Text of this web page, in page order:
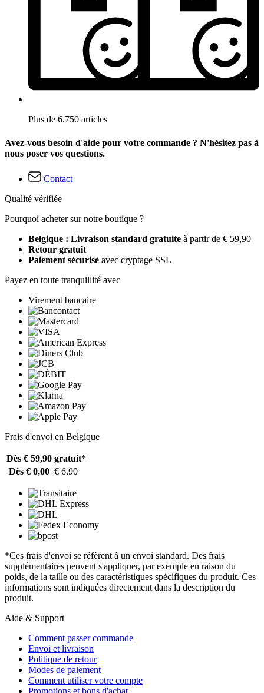
Plus de 6.750 articles
Avez-vous besoin d'aide pour votre commande ? N'hésitez pas à
nous poser vos questions.
Contact
Qualité vérifiée
Pourquoi acheter sur notre boutique ?
Belgique : Livraison standard gratuite à partir de € 59,90
Retour gratuit
Paiement sécurisé avec cryptage SSL
Payez en toute tranquillité avec
Virement bancaire
Frais d'envoi en Belgique
Dès € 59,90 gratuit*
Dès € 0,00 € 6,90
*Ces frais d'envoi se réfèrent à un envoi standard. Des frais
supplémentaires peuvent s'appliquer, par exemple en raison du
poids, de la taille ou des caractéristiques spécifiques du produit. Ces
informations sont indiquées directement dans la description du
produit.
Aide & Support
Comment passer commande
Envoi et livraison
Politique de retour
Modes de paiement
Comment utiliser votre compte
Promotions et bons d'achat